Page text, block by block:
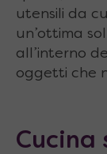
utensili da
un’ottima
all’interno
oggetti che
Cucina